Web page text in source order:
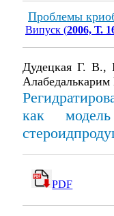
Проблемы
Випуск (2006, Т.
Дудецкая Г.
как модель
PDF